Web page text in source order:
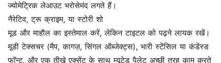
ज्योमेट्रिक लेआउट भरोसेमंद लगते हैं।
नैरेटिव, ट्रू क्राइम, या स्टोरी शो
मूड और माहौल का इस्तेमाल करें, लेकिन टाइटल को पढ़ने लायक रखें।
मूडी टेक्सचर (मैप, कागज़, सिंगल ऑब्जेक्ट्स), भारी स्टेंसिल या कंडेंस्ड
फॉन्ट, और एक तीखे एक्सेंट के साथ म्यूटेड पैलेट अच्छी तरह काम करते